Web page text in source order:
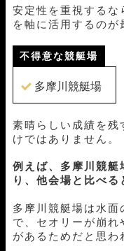
09月10日多摩川06R 3-
09月08日唐津05R
1-
09月04日びわこ03R
09月01日福岡03R
1-
08月30日芦屋05R
08月13日宮島05R
1-
08月06日鳴門10R
08月04日蒲郡09R
1-
08月01日蒲郡08R
3-
07月30日唐津10R
2-
07月28日桐生11R
1-
07月25日若松07R
3-
安定性を重視するな
を軸に活用するのが
不得意な競艇場
多摩川競艇場
素晴らしい成績を残
けではありません。
例えば、多摩川競艇
り、他会場と比べる
多摩川競艇場は水面
で、セオリーが崩れ
があるためだと思わ